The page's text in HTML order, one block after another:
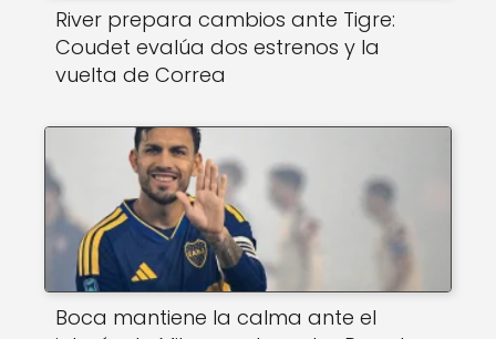
River prepara cambios ante Tigre:
Coudet evalúa dos estrenos y la
vuelta de Correa
Boca mantiene la calma ante el